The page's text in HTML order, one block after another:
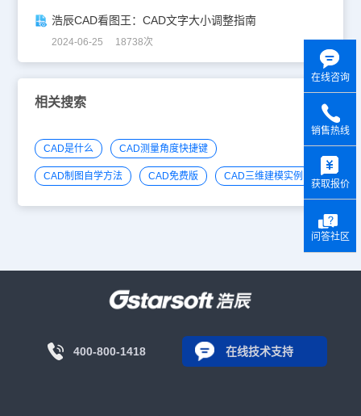
浩辰CAD看图王：CAD文字大小调整指南
2024-06-25 18738次
相关搜索
CAD是什么 CAD测量角度快捷键
CAD制图自学方法 CAD免费版 CAD三维建模实例
400-800-1418 在线技术支持
在线咨询
销售热线
获取报价
问答社区